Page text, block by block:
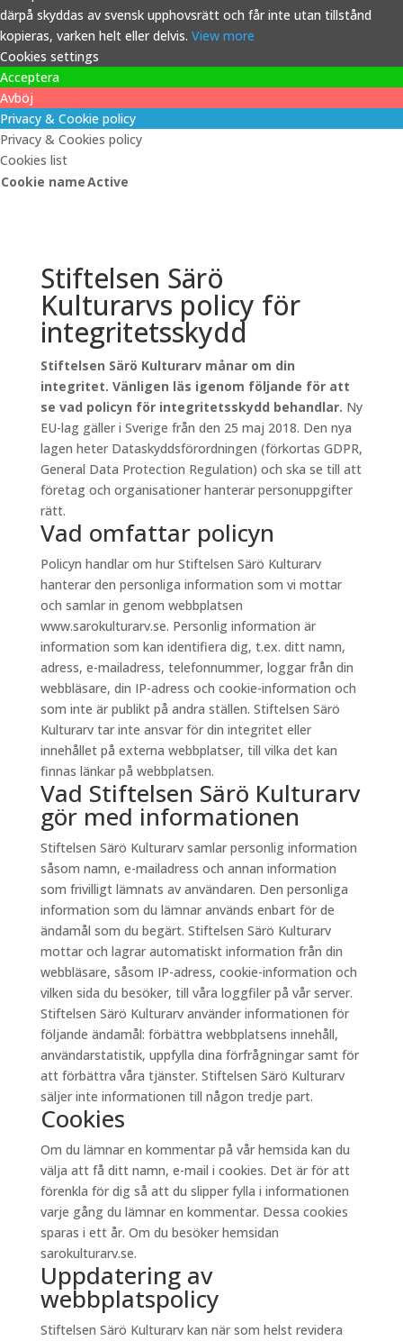
därpå skyddas av svensk upphovsrätt och får inte utan tillstånd
kopieras, varken helt eller delvis. View more
Cookies settings
Acceptera
Avböj
Privacy & Cookie policy
Privacy & Cookies policy
Cookies list
Cookie nameActive
Stiftelsen Särö
Kulturarvs policy för
integritetsskydd
Stiftelsen Särö Kulturarv månar om din
integritet. Vänligen läs igenom följande för att
se vad policyn för integritetsskydd behandlar. Ny
EU-lag gäller i Sverige från den 25 maj 2018. Den nya
lagen heter Dataskyddsförordningen (förkortas GDPR,
General Data Protection Regulation) och ska se till att
företag och organisationer hanterar personuppgifter
rätt.
Vad omfattar policyn
Policyn handlar om hur Stiftelsen Särö Kulturarv
hanterar den personliga information som vi mottar
och samlar in genom webbplatsen
www.sarokulturarv.se. Personlig information är
information som kan identifiera dig, t.ex. ditt namn,
adress, e-mailadress, telefonnummer, loggar från din
webbläsare, din IP-adress och cookie-information och
som inte är publikt på andra ställen. Stiftelsen Särö
Kulturarv tar inte ansvar för din integritet eller
innehållet på externa webbplatser, till vilka det kan
finnas länkar på webbplatsen.
Vad Stiftelsen Särö Kulturarv
gör med informationen
Stiftelsen Särö Kulturarv samlar personlig information
såsom namn, e-mailadress och annan information
som frivilligt lämnats av användaren. Den personliga
information som du lämnar används enbart för de
ändamål som du begärt. Stiftelsen Särö Kulturarv
mottar och lagrar automatiskt information från din
webbläsare, såsom IP-adress, cookie-information och
vilken sida du besöker, till våra loggfiler på vår server.
Stiftelsen Särö Kulturarv använder informationen för
följande ändamål: förbättra webbplatsens innehåll,
användarstatistik, uppfylla dina förfrågningar samt för
att förbättra våra tjänster. Stiftelsen Särö Kulturarv
säljer inte informationen till någon tredje part.
Cookies
Om du lämnar en kommentar på vår hemsida kan du
välja att få ditt namn, e-mail i cookies. Det är för att
förenkla för dig så att du slipper fylla i informationen
varje gång du lämnar en kommentar. Dessa cookies
sparas i ett år. Om du besöker hemsidan
sarokulturarv.se.
Uppdatering av
webbplatspolicy
Stiftelsen Särö Kulturarv kan när som helst revidera